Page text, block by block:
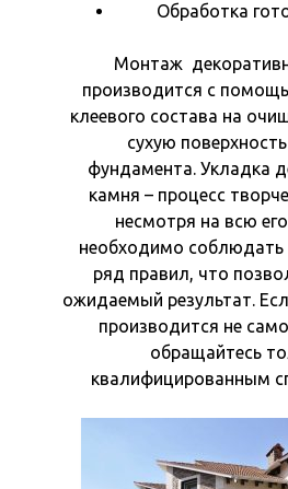
Обработка
Монтаж
производится с
клеевого состава на
сухую
фундамента. Укладка
камня – процесс
несмотря на всю
необходимо соблюдать
ряд правил, что
ожидаемый результат.
производится не
обращайтесь
квалифицированным